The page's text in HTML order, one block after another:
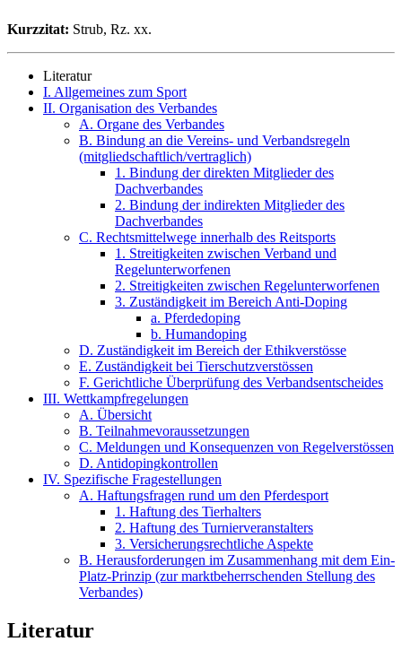
Kurzzitat: Strub, Rz. xx.
Literatur
I. Allgemeines zum Sport
II. Organisation des Verbandes
A. Organe des Verbandes
B. Bindung an die Vereins- und Verbandsregeln
(mitgliedschaftlich/vertraglich)
1. Bindung der direkten Mitglieder des
Dachverbandes
2. Bindung der indirekten Mitglieder des
Dachverbandes
C. Rechtsmittelwege innerhalb des Reitsports
1. Streitigkeiten zwischen Verband und
Regelunterworfenen
2. Streitigkeiten zwischen Regelunterworfenen
3. Zuständigkeit im Bereich Anti-Doping
a. Pferdedoping
b. Humandoping
D. Zuständigkeit im Bereich der Ethikverstösse
E. Zuständigkeit bei Tierschutzverstössen
F. Gerichtliche Überprüfung des Verbandsentscheides
III. Wettkampfregelungen
A. Übersicht
B. Teilnahmevoraussetzungen
C. Meldungen und Konsequenzen von Regelverstössen
D. Antidopingkontrollen
IV. Spezifische Fragestellungen
A. Haftungsfragen rund um den Pferdesport
1. Haftung des Tierhalters
2. Haftung des Turnierveranstalters
3. Versicherungsrechtliche Aspekte
B. Herausforderungen im Zusammenhang mit dem Ein-
Platz-Prinzip (zur marktbeherrschenden Stellung des
Verbandes)
Literatur